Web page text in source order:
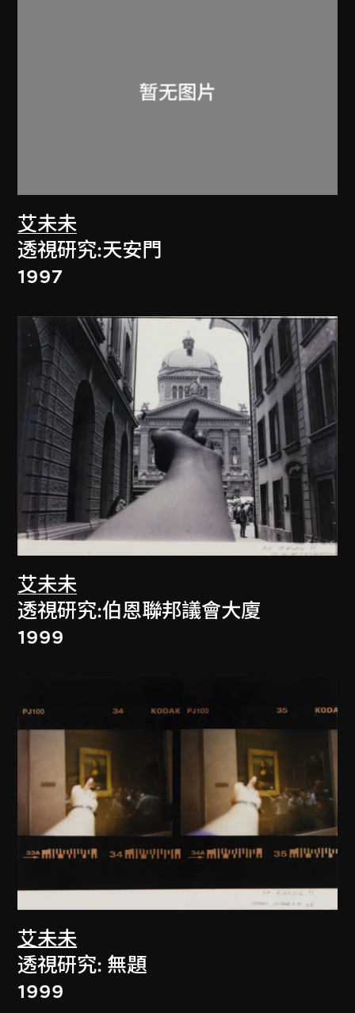
艾未未
透視研究:天安門
1997
艾未未
透視研究:伯恩聯邦議會大廈
1999
艾未未
透視研究: 無題
1999